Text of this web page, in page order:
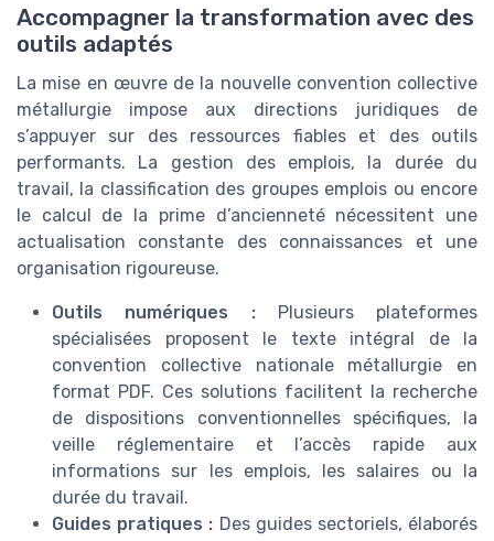
Accompagner la transformation avec des
outils adaptés
La mise en œuvre de la nouvelle convention collective
métallurgie impose aux directions juridiques de
s’appuyer sur des ressources fiables et des outils
performants. La gestion des emplois, la durée du
travail, la classification des groupes emplois ou encore
le calcul de la prime d’ancienneté nécessitent une
actualisation constante des connaissances et une
organisation rigoureuse.
Outils numériques :Plusieurs plateformes
spécialisées proposent le texte intégral de la
convention collective nationale métallurgie en
format PDF. Ces solutions facilitent la recherche
de dispositions conventionnelles spécifiques, la
veille réglementaire et l’accès rapide aux
informations sur les emplois, les salaires ou la
durée du travail.
Guides pratiques : Des guides sectoriels, élaborés